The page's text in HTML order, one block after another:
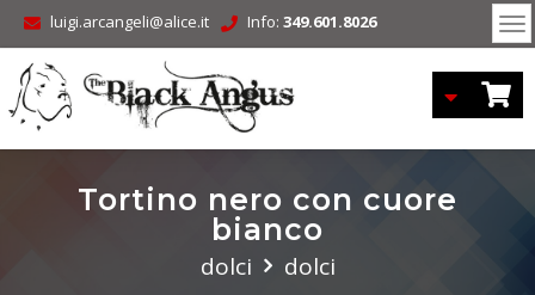
luigi.arcangeli@alice.it Info: 349.601.8026
Tortino nero con cuore
bianco
dolci dolci